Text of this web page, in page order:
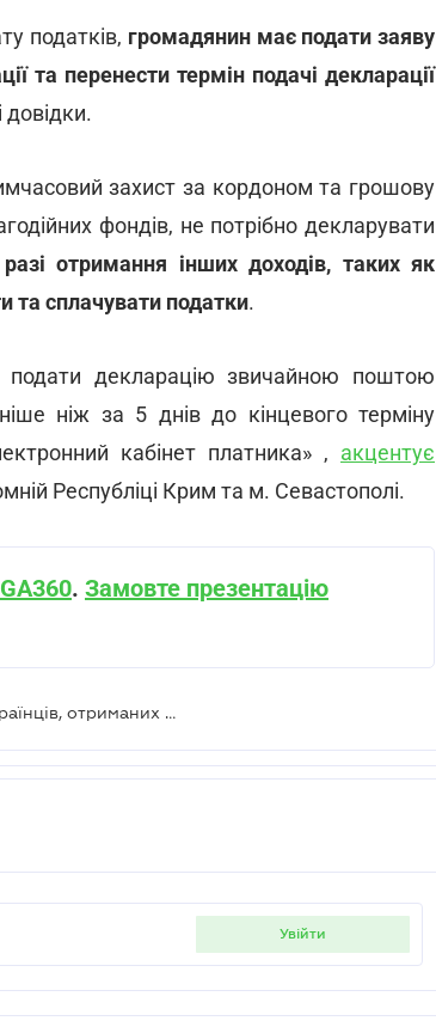
податків, громадянин має подати заяву
та перенести термін подачі декларації
захист за кордоном та грошову
фондів, не потрібно декларувати
отримання інших доходів, таких як
та сплачувати податки.
декларацію звичайною поштою
ніж за 5 днів до кінцевого терміну
кабінет платника» , акцентує
Республіці Крим та м. Севастополі.
. Замовте презентацію
ДПС очікує сплату податків з усіх доходів українців, отриманих за кордоном
увійти